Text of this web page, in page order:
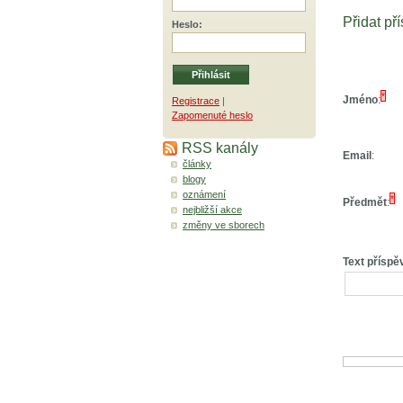
Heslo:
Registrace |
Zapomenuté heslo
RSS kanály
články
blogy
oznámení
nejbližší akce
změny ve sborech
Přidat
Jméno:*
Email :
Předmět:*
Text